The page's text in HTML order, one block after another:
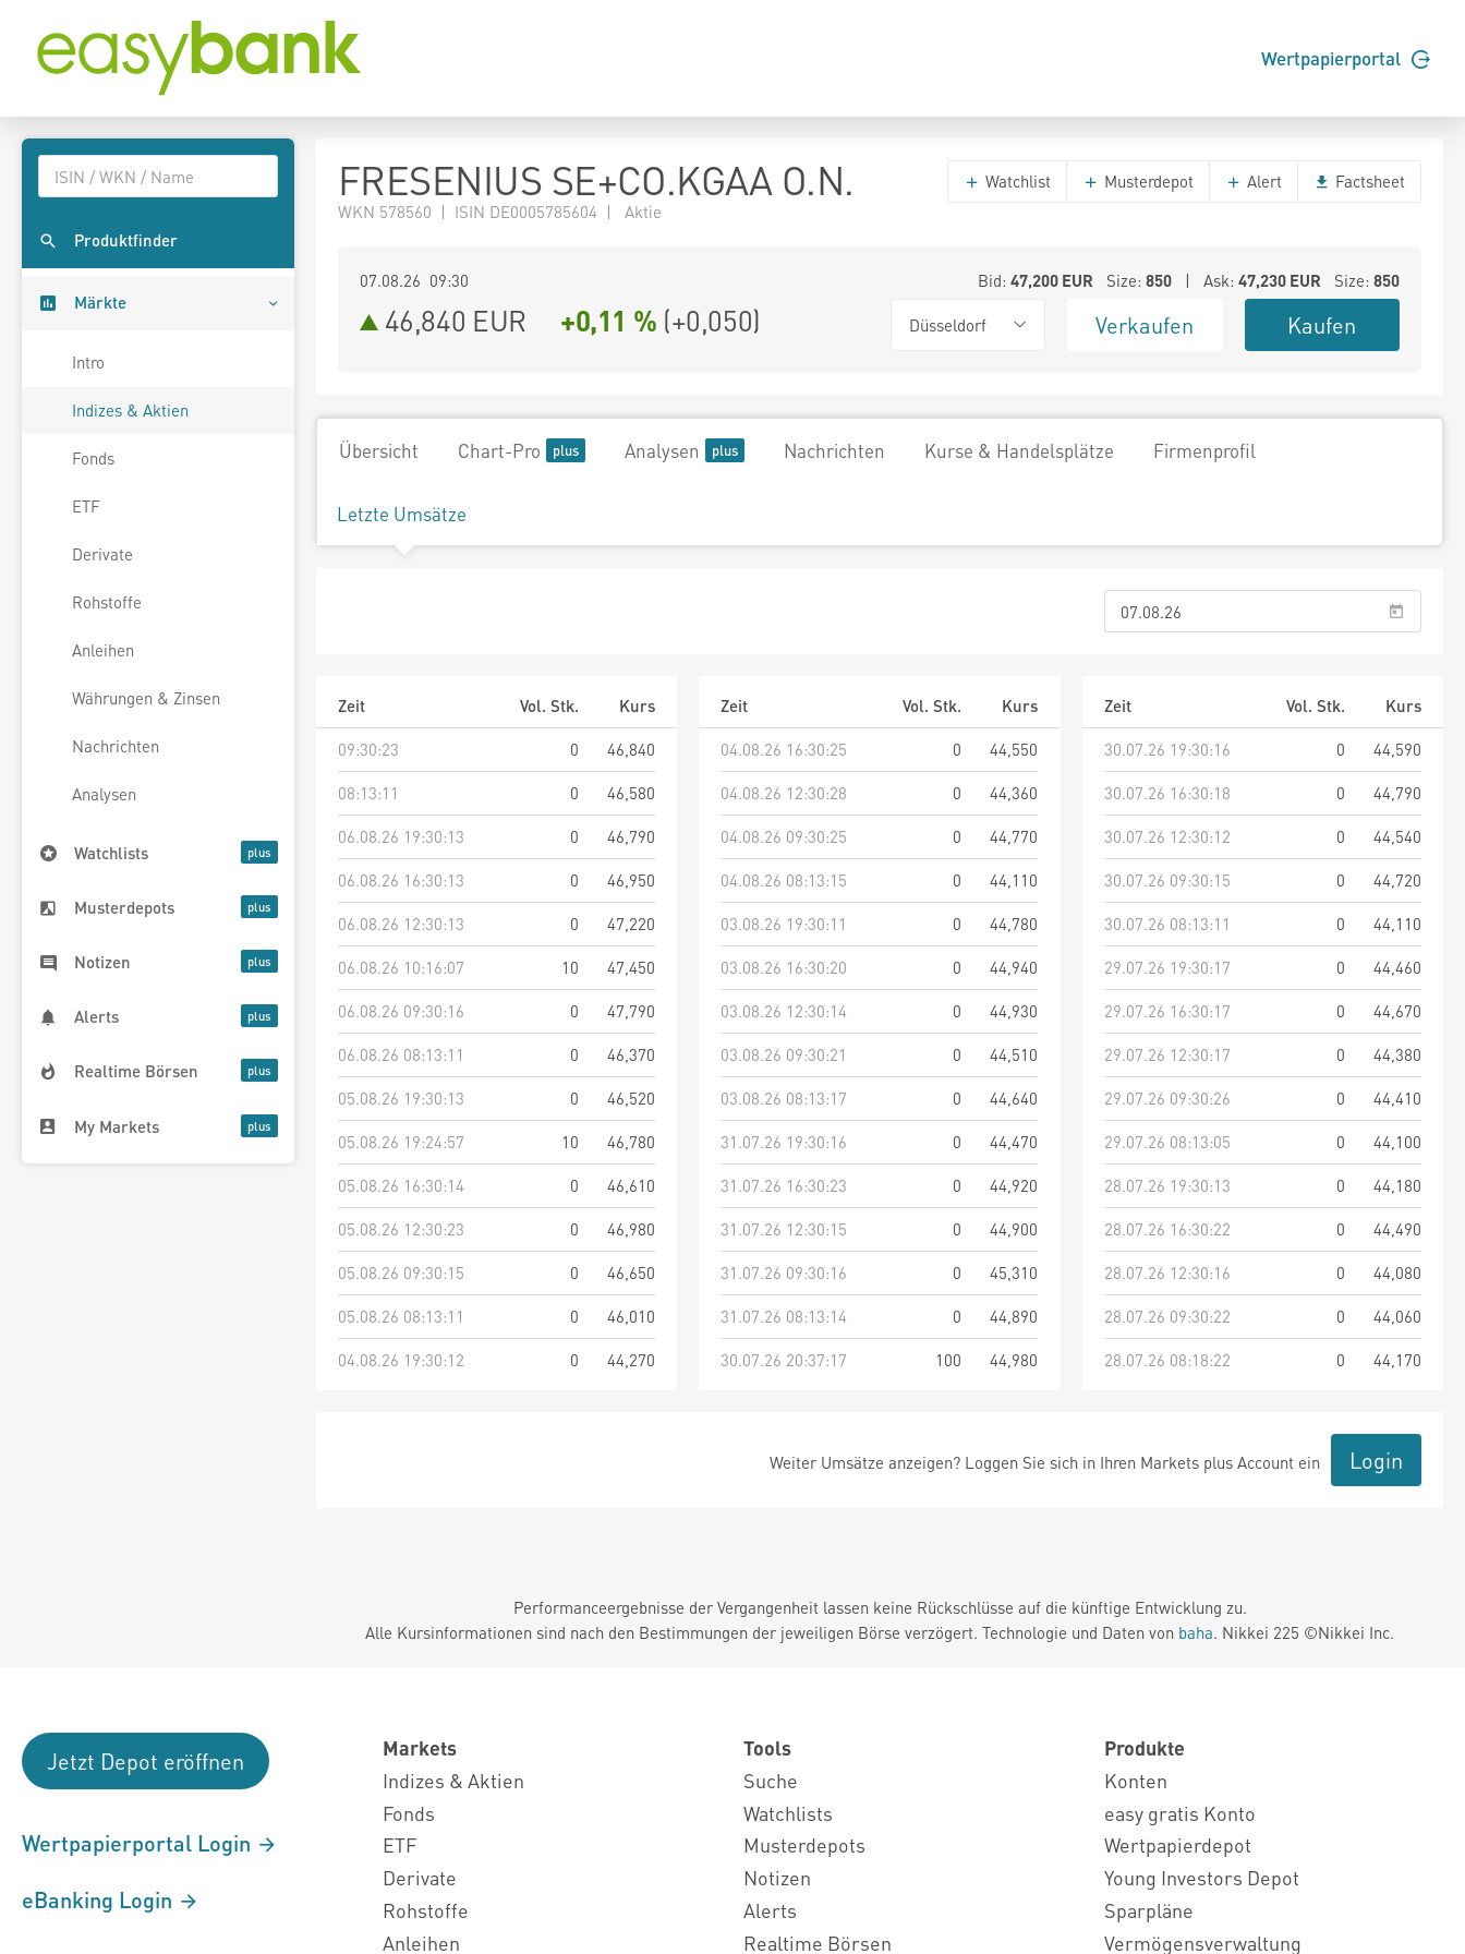
Wertpapierportal
Produktfinder
Märkte
Intro
Indizes & Aktien
Fonds
ETF
Derivate
Rohstoffe
Anleihen
Währungen & Zinsen
Nachrichten
Analysen
Watchlists
Musterdepots
Notizen
Alerts
Realtime Börsen
My Markets
FRESENIUS SE+CO.KGAA O.N.
WKN 578560 | ISIN DE0005785604 | Aktie
Watchlist Musterdepot Alert Factsheet
07.08.26 09:30 Bid: 47,200EUR Size: 850| Ask: 47,230EUR Size: 850
46,840 EUR +0,11 % (+0,050) Düsseldorf Verkaufen Kaufen
Übersicht Chart-Pro Analysen Nachrichten Kurse & Handelsplätze Firmenprofil
Letzte Umsätze
Zeit Vol. Stk.
Kurs
09:30:23
0
46,840
08:13:11
0
46,580
06.08.26 19:30:13
0
46,790
06.08.26 16:30:13
0
46,950
06.08.26 12:30:13
0
47,220
06.08.26 10:16:07
10
47,450
06.08.26 09:30:16
0
47,790
06.08.26 08:13:11
0
46,370
05.08.26 19:30:13
0
46,520
05.08.26 19:24:57
10
46,780
05.08.26 16:30:14
0
46,610
05.08.26 12:30:23
0
46,980
05.08.26 09:30:15
0
46,650
05.08.26 08:13:11
0
46,010
04.08.26 19:30:12
0 44,270
Zeit Vol. Stk.
Kurs
04.08.26 16:30:25
0
44,550
04.08.26 12:30:28
0
44,360
04.08.26 09:30:25
0
44,770
04.08.26 08:13:15
0
44,110
03.08.26 19:30:11
0
44,780
03.08.26 16:30:20
0
44,940
03.08.26 12:30:14
0
44,930
03.08.26 09:30:21
0
44,510
03.08.26 08:13:17
0
44,640
31.07.26 19:30:16
0
44,470
31.07.26 16:30:23
0
44,920
31.07.26 12:30:15
0
44,900
31.07.26 09:30:16
0
45,310
31.07.26 08:13:14
0
44,890
30.07.26 20:37:17
100 44,980
Zeit Vol. Stk.
Kurs
30.07.26 19:30:16
0
44,590
30.07.26 16:30:18
0
44,790
30.07.26 12:30:12
0
44,540
30.07.26 09:30:15
0
44,720
30.07.26 08:13:11
0
44,110
29.07.26 19:30:17
0
44,460
29.07.26 16:30:17
0
44,670
29.07.26 12:30:17
0
44,380
29.07.26 09:30:26
0
44,410
29.07.26 08:13:05
0
44,100
28.07.26 19:30:13
0
44,180
28.07.26 16:30:22
0
44,490
28.07.26 12:30:16
0
44,080
28.07.26 09:30:22
0
44,060
28.07.26 08:18:22
0 44,170
Weiter Umsätze anzeigen? Loggen Sie sich in Ihren Markets plus Account ein Login
Performanceergebnisse der Vergangenheit lassen keine Rückschlüsse auf die künftige Entwicklung zu.
Alle Kursinformationen sind nach den Bestimmungen der jeweiligen Börse verzögert. Technologie und Daten von baha. Nikkei 225 ©Nikkei Inc.
Jetzt Depot eröffnen
Wertpapierportal Login
eBanking Login
Markets
Indizes & Aktien
Fonds
ETF
Derivate
Rohstoffe
Anleihen
Tools
Suche
Watchlists
Musterdepots
Notizen
Alerts
Realtime Börsen
Produkte
Konten
easy gratis Konto
Wertpapierdepot
Young Investors Depot
Sparpläne
Vermögensverwaltung